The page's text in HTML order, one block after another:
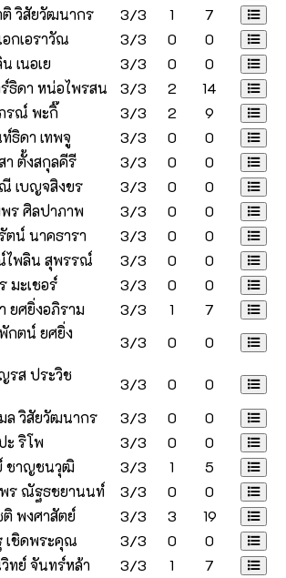
ติ วิสัยวัฒนากร 3/3 1
7
อกเอราวัณ 3/3 0
0
เนอเย 3/3 0
0
ธิดา หน่อไพรสน 3/3 2
14
รณ์ พะกิ๊ 3/3 2
9
ธิดา เทพจู 3/3 0
0
า ตั้งสกุลคีรี 3/3 0
0
เบญจสิงขร 3/3 0
0
ร ศิลปาภาพ 3/3 0
0
ตน์ นาคธารา 3/3 0
0
พลิน สุพรรณ์ 3/3 0
0
มะเชอร์ 3/3 0
0
ยศยิ่งอภิราม 3/3 1
7
กตน์ ยศยิ่ง
3/3 0 0
รส ประวิช
3/3 0
0
ล วิสัยวัฒนากร 3/3 0
0
ะ ริโพ 3/3 0
0
ชาญชนวุฒิ 3/3 1
5
ร ณัฐธชยานนท์ 3/3 0
0
ติ พงศาสัตย์ 3/3 3
19
เชิดพระคุณ 3/3 0
0
ทย์ จันทร์หล้า 3/3 1
7